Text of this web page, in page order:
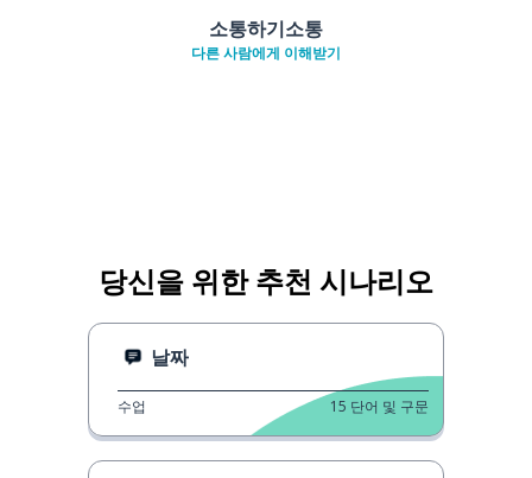
소통하기소통
다른 사람에게 이해받기
당신을 위한 추천 시나리오
날짜
수업 15 단어 및 구문